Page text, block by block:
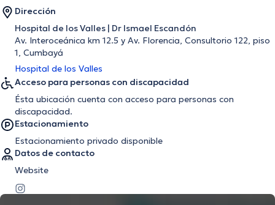
Dirección
Hospital de los Valles | Dr Ismael Escandón
Av. Interoceánica km 12.5 y Av. Florencia, Consultorio 122, piso
1, Cumbayá
Hospital de los Valles
Acceso para personas con discapacidad
Ésta ubicación cuenta con acceso para personas con
discapacidad.
Estacionamiento
Estacionamiento privado disponible
Datos de contacto
Website